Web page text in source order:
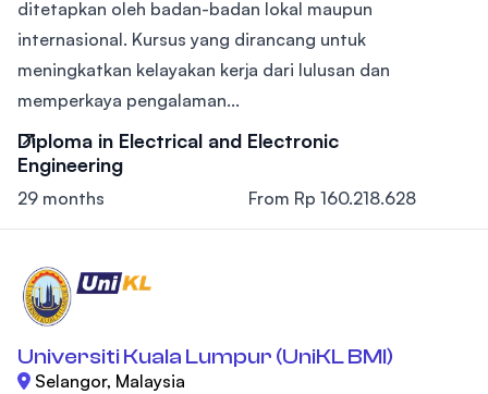
ditetapkan oleh badan-badan lokal maupun
internasional. Kursus yang dirancang untuk
meningkatkan kelayakan kerja dari lulusan dan
memperkaya pengalaman...
Diploma in Electrical and Electronic
Engineering
29 months From Rp 160.218.628
Universiti Kuala Lumpur (UniKL BMI)
Selangor, Malaysia